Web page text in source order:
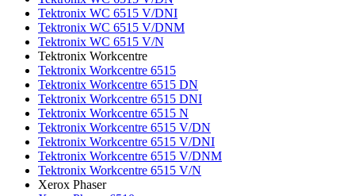
Tektronix WC 6515 V/DNI
Tektronix WC 6515 V/DNM
Tektronix WC 6515 V/N
Tektronix Workcentre
Tektronix Workcentre 6515
Tektronix Workcentre 6515 DN
Tektronix Workcentre 6515 DNI
Tektronix Workcentre 6515 N
Tektronix Workcentre 6515 V/DN
Tektronix Workcentre 6515 V/DNI
Tektronix Workcentre 6515 V/DNM
Tektronix Workcentre 6515 V/N
Xerox Phaser